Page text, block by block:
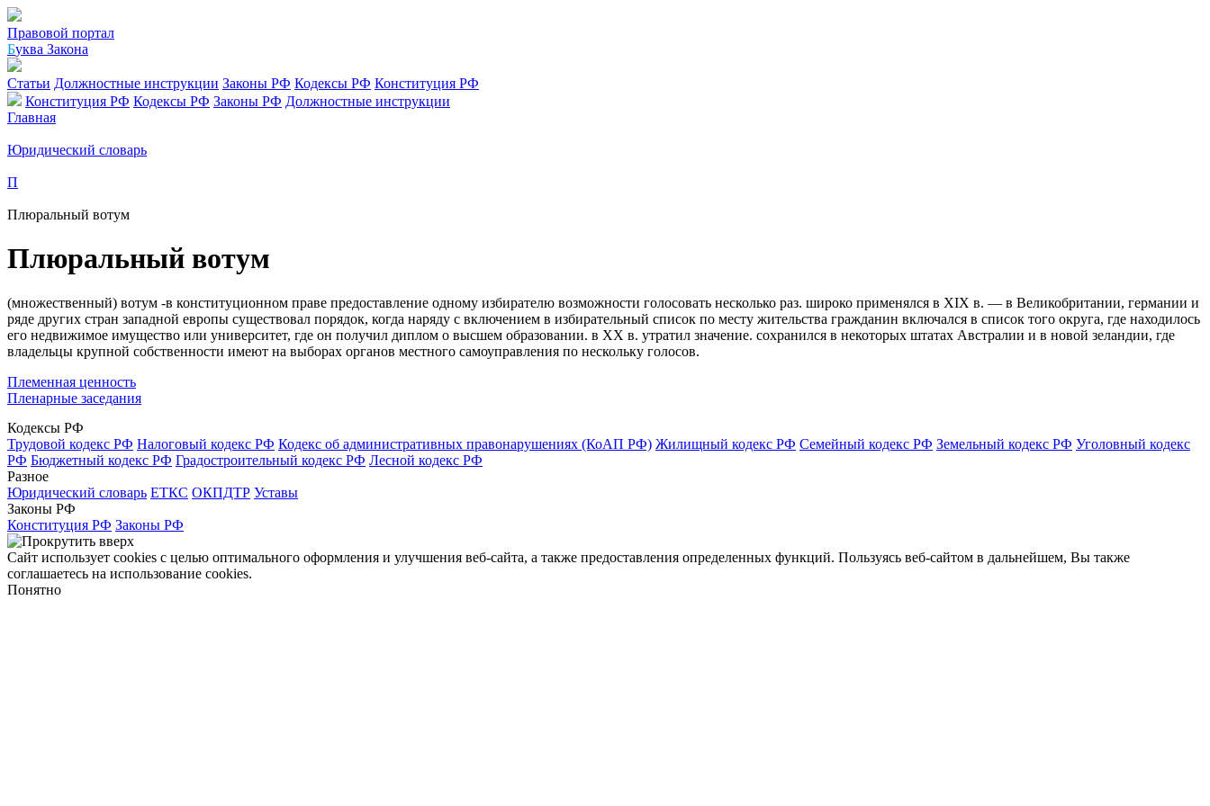
Правовой портал
Буква Закона
Статьи Должностные инструкции Законы РФ Кодексы РФ Конституция РФ
Конституция РФ Кодексы РФ Законы РФ Должностные инструкции
Главная
Юридический словарь
П
Плюральный вотум
Плюральный вотум
(множественный) вотум -в конституционном праве предоставление одному избирателю возможности голосовать несколько раз. широко применялся в XIX в. — в Великобритании, германии и
ряде других стран западной европы существовал порядок, когда наряду с включением в избирательный список по месту жительства гражданин включался в список того округа, где находилось
его недвижимое имущество или университет, где он получил диплом о высшем образовании. в XX в. утратил значение. сохранился в некоторых штатах Австралии и в новой зеландии, где
владельцы крупной собственности имеют на выборах органов местного самоуправления по нескольку голосов.
Племенная ценность
Пленарные заседания
Кодексы РФ
Трудовой кодекс РФ Налоговый кодекс РФ Кодекс об административных правонарушениях (КоАП РФ) Жилищный кодекс РФ Семейный кодекс РФ Земельный кодекс РФ Уголовный кодекс
РФ Бюджетный кодекс РФ Градостроительный кодекс РФ Лесной кодекс РФ
Разное
Юридический словарь ЕТКС ОКПДТР Уставы
Законы РФ
Конституция РФ Законы РФ
Сайт использует cookies с целью оптимального оформления и улучшения веб-сайта, а также предоставления определенных функций. Пользуясь веб-сайтом в дальнейшем, Вы также
соглашаетесь на использование cookies.
Понятно